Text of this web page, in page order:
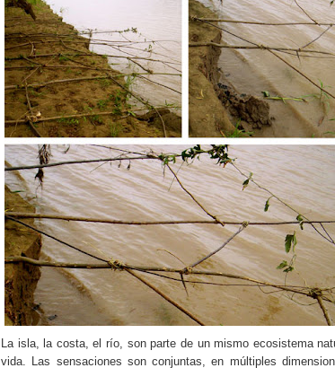
La isla, la costa, el río, son parte de un mismo ecosistema
vida. Las sensaciones son conjuntas, en múltiples